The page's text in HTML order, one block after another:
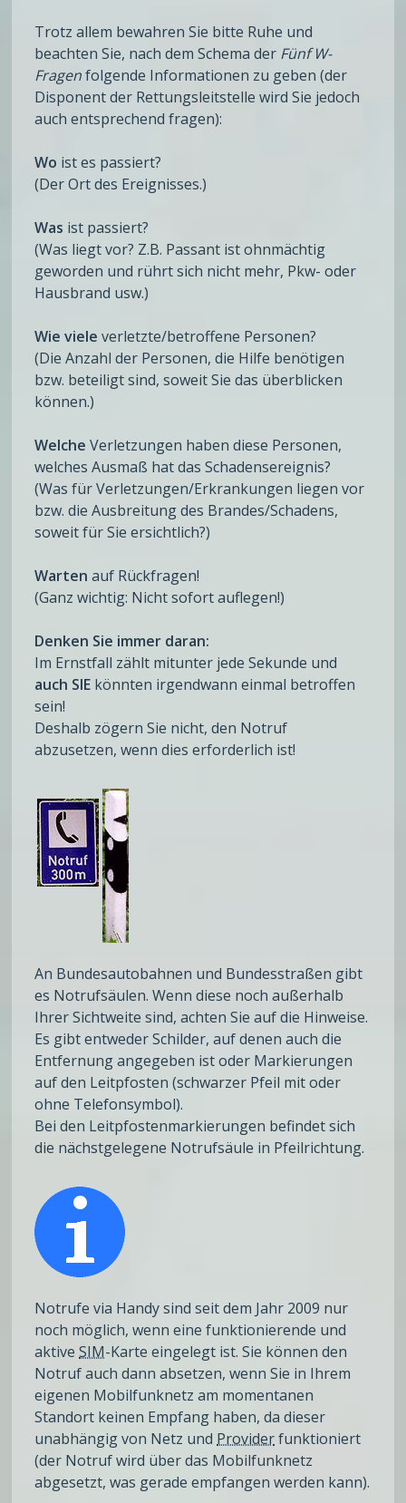
Trotz allem bewahren Sie bitte Ruhe und
beachten Sie, nach dem Schema der Fünf W-
Fragenfolgende Informationen zu geben (der
Disponent der Rettungsleitstelle wird Sie jedoch
auch entsprechend fragen):
Wo ist es passiert?
(Der Ort des Ereignisses.)
Was ist passiert?
(Was liegt vor? Z.B. Passant ist ohnmächtig
geworden und rührt sich nicht mehr, Pkw- oder
Hausbrand usw.)
Wie viele verletzte/betroffene Personen?
(Die Anzahl der Personen, die Hilfe benötigen
bzw. beteiligt sind, soweit Sie das überblicken
können.)
Welche Verletzungen haben diese Personen,
welches Ausmaß hat das Schadensereignis?
(Was für Verletzungen/Erkrankungen liegen vor
bzw. die Ausbreitung des Brandes/Schadens,
soweit für Sie ersichtlich?)
Warten auf Rückfragen!
(Ganz wichtig: Nicht sofort auflegen!)
Denken Sie immer daran:
Im Ernstfall zählt mitunter jede Sekunde und
auch SIE könnten irgendwann einmal betroffen
sein!
Deshalb zögern Sie nicht, den Notruf
abzusetzen, wenn dies erforderlich ist!
An Bundesautobahnen und Bundesstraßen gibt
es Notrufsäulen. Wenn diese noch außerhalb
Ihrer Sichtweite sind, achten Sie auf die Hinweise.
Es gibt entweder Schilder, auf denen auch die
Entfernung angegeben ist oder Markierungen
auf den Leitpfosten (schwarzer Pfeil mit oder
ohne Telefonsymbol).
Bei den Leitpfostenmarkierungen befindet sich
die nächstgelegene Notrufsäule in Pfeilrichtung.
Notrufe via Handy sind seit dem Jahr 2009 nur
noch möglich, wenn eine funktionierende und
aktiveSIM-Karte eingelegt ist. Sie können den
Notruf auch dann absetzen, wenn Sie in Ihrem
eigenen Mobilfunknetz am momentanen
Standort keinen Empfang haben, da dieser
unabhängig von Netz undProviderfunktioniert
(der Notruf wird über das Mobilfunknetz
abgesetzt, was gerade empfangen werden kann).